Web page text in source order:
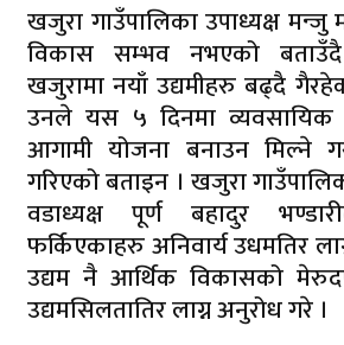
खजुरा गाउँपालिका उपाध्यक्ष मन्जु
विकास सम्भव नभएको
खजुरामा नयाँ उद्यमीहरु बढ्दै
उनले यस ५ दिनमा व्यवसायिक
आगामी योजना बनाउन मिल्ने
गरिएको बताइन । खजुरा
वडाध्यक्ष पूर्ण बहादुर
फर्किएकाहरु अनिवार्य उधमतिर
उद्यम नै आर्थिक विकासको
उद्यमसिलतातिर लाग्न अनुरोध गरे ।